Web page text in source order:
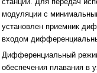
модуляции с
установлен приемник
входом
Дифференциальный
обеспечения плавания в